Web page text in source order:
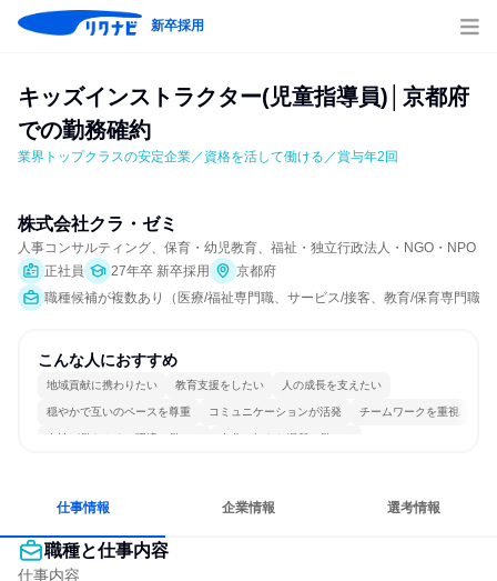
新卒採用
キッズインストラクター(児童指導員)│京都府
での勤務確約
業界トップクラスの安定企業／資格を活して働ける／賞与年2回
株式会社クラ・ゼミ
人事コンサルティング、保育・幼児教育、福祉・独立行政法人・NGO・NPO
正社員
27年卒 新卒採用
京都府
職種候補が複数あり（医療/福祉専門職、サービス/接客、教育/保育専門職）
こんな人におすすめ
地域貢献に携わりたい 教育支援をしたい 人の成長を支えたい
穏やかで互いのペースを尊重 コミュニケーションが活発 チームワークを重視
女性が働きやすい環境で働ける 自分の好きな場所で働ける
仕事情報 企業情報 選考情報
職種と仕事内容
仕事内容